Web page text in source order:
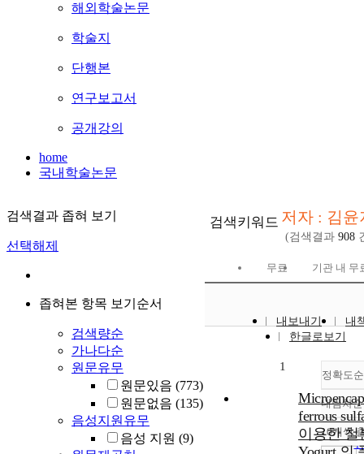
해외학술논문
학술지
단행본
연구보고서
공개강의
home
국내학술논문
검색결과 좁혀 보기
선택해제
좁혀본 항목 보기순서
검색량순
가나다순
원문유무
원문있음 (773)
원문없음 (135)
음성지원유무
음성 지원 (9)
검색키워드 저자 : 김윤
(검색결과 908
무료 기관 내 무
내보내기
내
한글로보기
정확도순
내림차순
10개씩
1
ferrous
이용한 철